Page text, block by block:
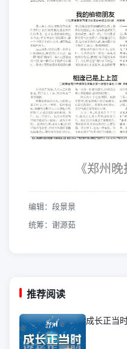
《郑州
编辑：段景景
统筹：谢源茹
推荐阅读
成长正当